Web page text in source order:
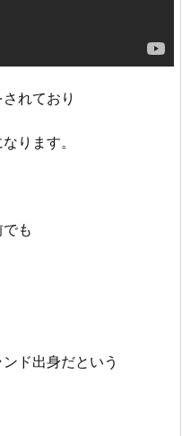
れており
ります。
も
ド出身だという